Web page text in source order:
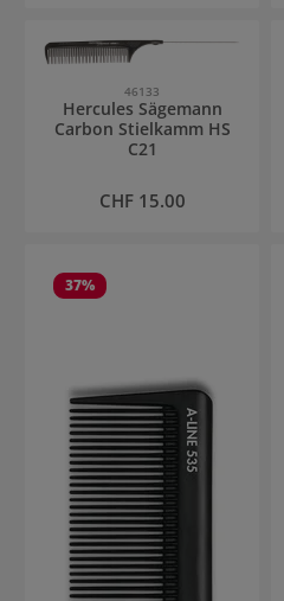
46133
Hercules Sägemann
Carbon Stielkamm HS
C21
Regulärer Preis:
CHF 15.00
37%